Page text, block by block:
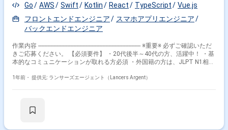
ム制、コアタイム(11:00 ~ 16:00)
Go
AWS Swift Kotlin React TypeScript
Vue.js
フロントエンドエンジニア
スマホアプリエンジニア
バックエンドエンジニア
作業内容 ------------------------------------------------------------------- ※重要※ 必ずご確認いただ
きご応募ください。 【必須要件】 ・20代後半～40代の方、活躍中！ ・基
本的なコミュニケーションが取れる方必須 ・外国籍の方は、JLPT N1相当
（副業不可） ・エンジニア実務経験3年以上必須 ---------------------------------------------
術リードを担当していただきます。 弊社ではウォレットに関する基盤技術
1年前・ 提供元: ランサーズエージェント（Lancers Argent）